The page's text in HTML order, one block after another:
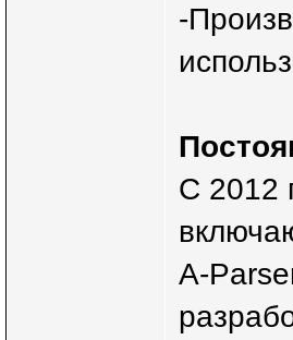
-
С 2012
A-